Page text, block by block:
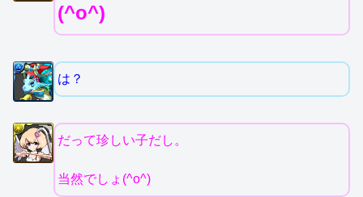
(^o^)
は？
だって珍しい子だし。
当然でしょ(^o^)